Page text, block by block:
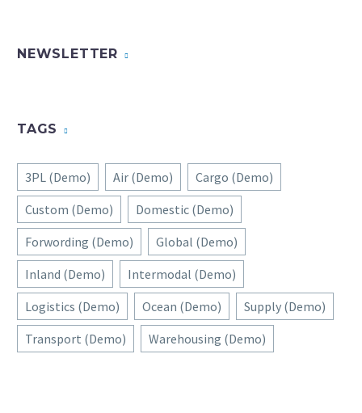
NEWSLETTER
TAGS
3PL (Demo) Air (Demo)
Cargo (Demo)
Custom (Demo)
Domestic (Demo)
Forwording (Demo)
Global (Demo)
Inland (Demo)
Intermodal (Demo)
Logistics (Demo)
Ocean (Demo)
Supply (Demo)
Transport (Demo)
Warehousing (Demo)